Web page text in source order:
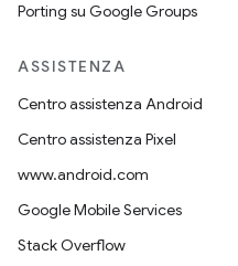
Porting su Google Groups
ASSISTENZA
Centro assistenza Android
Centro assistenza Pixel
www.android.com
Google Mobile Services
Stack Overflow